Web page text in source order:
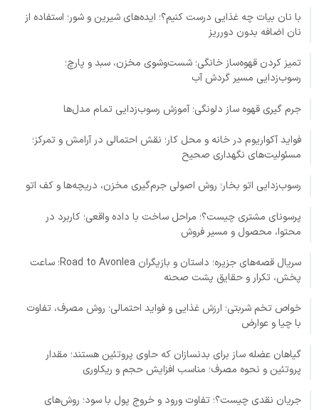
با نان بیات چه غذایی درست کنیم؟؛ ایده‌های شیرین و شور؛ استفاده از
نان اضافه بدون دورریز
تمیز کردن قهوه‌ساز خانگی؛ شست‌وشوی مخزن، سبد و پارچ؛
رسوب‌زدایی مسیر گردش آب
جرم گیری قهوه ساز دلونگی؛ آموزش رسوب‌زدایی تمام مدل‌ها
فواید آکواریوم در خانه و محل کار؛ نقش احتمالی در آرامش و تمرکز؛
مسئولیت‌های نگهداری صحیح
رسوب‌زدایی اتو بخار؛ روش اصولی جرم‌گیری مخزن، دریچه‌ها و کف اتو
پرسونای مشتری چیست؟؛ مراحل ساخت با داده واقعی؛ کاربرد در
محتوا، محصول و مسیر فروش
سریال قصه‌های جزیره؛ داستان و بازیگران Road to Avonlea؛ ساعت
پخش، تکرار و حقایق پشت صحنه
خواص تخم شربتی؛ ارزش غذایی و فواید احتمالی؛ روش مصرف، تفاوت
با چیا و عوارض
گیاهان عضله ساز برای بدنسازان که حاوی پروتئین هستند؛ مقدار
پروتئین و نحوه مصرف؛ مناسب افزایش حجم و ریکاوری
جریان نقدی چیست؟؛ تفاوت ورود و خروج پول با سود؛ روش‌های